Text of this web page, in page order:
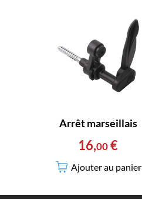
Arrêt marseillais
16,00 €
Ajouter au panier